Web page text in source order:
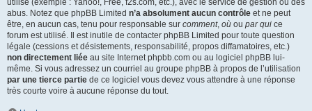
utilisé (exemple : Yahoo!, Free, f2s.com, etc.), avec le service de gestion ou des
abus. Notez que phpBB Limited n’a absolument aucun contrôle et ne peut
être, en aucun cas, tenu pour responsable sur comment, où ou par qui ce
forum est utilisé. Il est inutile de contacter phpBB Limited pour toute question
légale (cessions et désistements, responsabilité, propos diffamatoires, etc.)
non directement liée au site Internet phpbb.com ou au logiciel phpBB lui-
même. Si vous adressez un courriel au groupe phpBB à propos de l’utilisation
par une tierce partie de ce logiciel vous devez vous attendre à une réponse
très courte voire à aucune réponse du tout.